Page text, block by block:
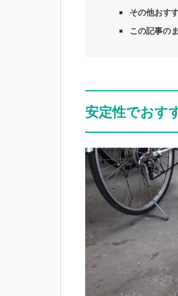
その他おす
この記事の
安定性でおす